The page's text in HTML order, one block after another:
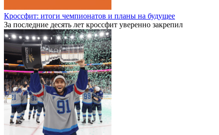
Кроссфит: итоги чемпионатов и планы на будущее
За последние десять лет кроссфит уверенно закрепил